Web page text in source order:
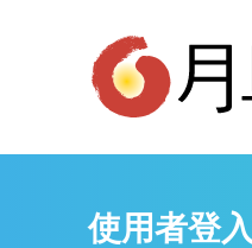
使用者登入